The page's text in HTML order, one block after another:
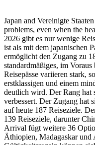
Japan and Vereinigte
problems, even when the
2026 gibt es nur wenige
ist als mit dem japanischen
ermöglicht den Zugang zu
standardmäßiges, im
Reisepässe variieren stark,
erstklassigen und einem
deutlich wird. Der Rang hat
verbessert. Der Zugang hat
auf heute 187 Reiseziele.
139 Reiseziele, darunter
Arrival fügt weitere 36
Äthiopien, Madagaskar und